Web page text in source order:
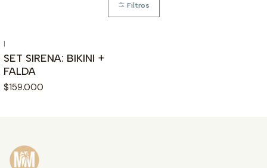
Filtros
|
SET SIRENA: BIKINI +
FALDA
$159.000